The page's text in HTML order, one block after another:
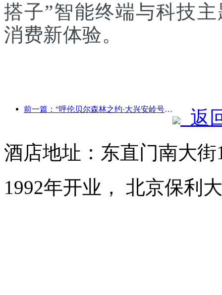
搭子”智能终端与科技
消费新体验。
前一篇：“呼伦贝尔森林之约·大兴安岭号--星光列车·天翼之旅”旅游专列首发
返
酒店地址：东直门南大
1992年开业， 北京保